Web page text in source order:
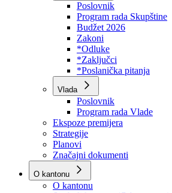
Dokumenti
Skupština
Poslovnik
Program rada Skupštine
Budžet 2026
Zakoni
*Odluke
*Zaključci
*Poslanička pitanja
Vlada
Poslovnik
Program rada Vlade
Ekspoze premijera
Strategije
Planovi
Značajni dokumenti